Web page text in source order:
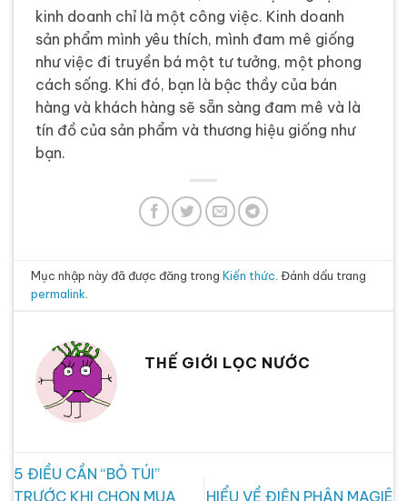
kinh doanh chỉ là một công việc. Kinh doanh
sản phẩm mình yêu thích, mình đam mê giống
như việc đi truyền bá một tư tưởng, một phong
cách sống. Khi đó, bạn là bậc thầy của bán
hàng và khách hàng sẽ sẵn sàng đam mê và là
tín đồ của sản phẩm và thương hiệu giống như
bạn.
Mục nhập này đã được đăng trongKiến thức . Đánh dấu trang
permalink
THẾ GIỚI LỌC NƯỚC
5 ĐIỀU CẦN “BỎ TÚI”
TRƯỚC KHI CHỌN MUA
HIỂU VỀ ĐIỆN PHÂN MAGIÊ